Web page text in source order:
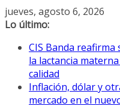
Saltar
al
jueves, agosto 6, 2026
Lo último:
CIS Banda
la lactancia
calidad
Inflación, dólar y
mercado en el